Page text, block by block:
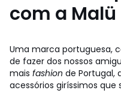
com a Malü
Uma marca portuguesa,
de fazer dos nossos
mais fashion de Portugal,
acessórios giríssimos